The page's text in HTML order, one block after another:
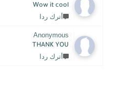
Wow it cool
أترك ردا
Anonymous
THANK YOU
أترك ردا